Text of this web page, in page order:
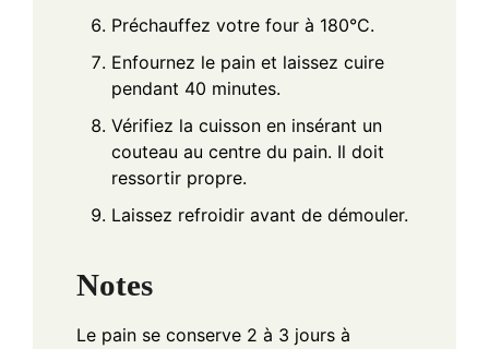
Préchauffez votre four à 180°C.
Enfournez le pain et laissez cuire
pendant 40 minutes.
Vérifiez la cuisson en insérant un
couteau au centre du pain. Il doit
ressortir propre.
Laissez refroidir avant de démouler.
Notes
Le pain se conserve 2 à 3 jours à